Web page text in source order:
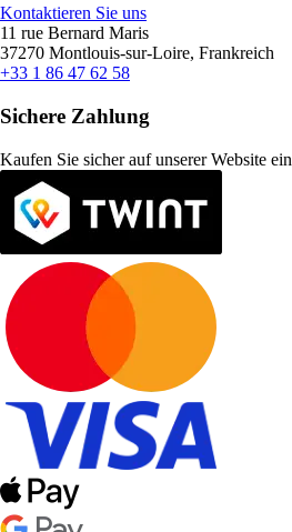
Kontaktieren Sie uns
11 rue Bernard Maris
37270 Montlouis-sur-Loire, Frankreich
+33 1 86 47 62 58
Sichere Zahlung
Kaufen Sie sicher auf unserer Website ein